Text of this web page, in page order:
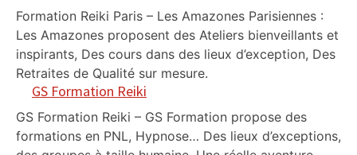
Formation Reiki Paris – Les Amazones Parisiennes :
Les Amazones proposent des Ateliers bienveillants et
inspirants, Des cours dans des lieux d’exception, Des
Retraites de Qualité sur mesure.
GS Formation Reiki
GS Formation Reiki – GS Formation propose des
formations en PNL, Hypnose… Des lieux d’exceptions,